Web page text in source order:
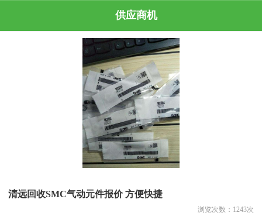
供应商机
清远回收SMC气动元件报价 方便快捷
浏览次数： 1243次